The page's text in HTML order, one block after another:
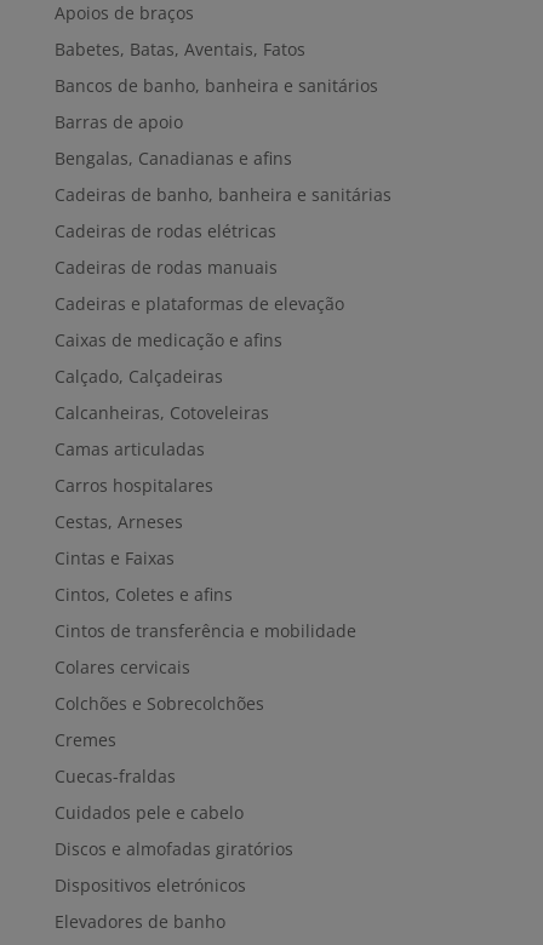
Apoios de braços
Babetes, Batas, Aventais, Fatos
Bancos de banho, banheira e sanitários
Barras de apoio
Bengalas, Canadianas e afins
Cadeiras de banho, banheira e sanitárias
Cadeiras de rodas elétricas
Cadeiras de rodas manuais
Cadeiras e plataformas de elevação
Caixas de medicação e afins
Calçado, Calçadeiras
Calcanheiras, Cotoveleiras
Camas articuladas
Carros hospitalares
Cestas, Arneses
Cintas e Faixas
Cintos, Coletes e afins
Cintos de transferência e mobilidade
Colares cervicais
Colchões e Sobrecolchões
Cremes
Cuecas-fraldas
Cuidados pele e cabelo
Discos e almofadas giratórios
Dispositivos eletrónicos
Elevadores de banho